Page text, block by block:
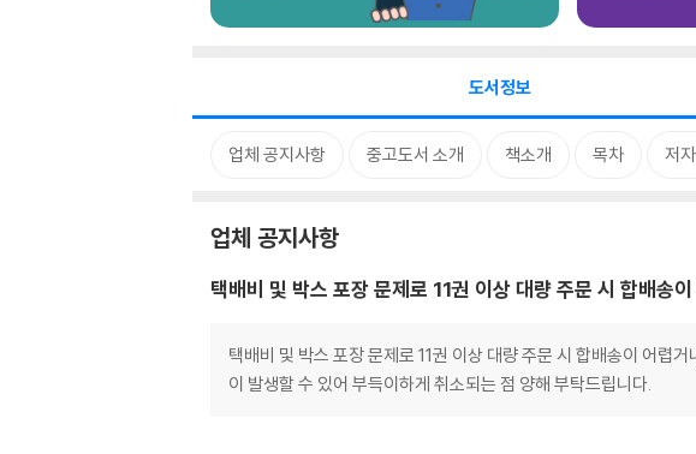
도서정보
업체 공지사항 중고도서 소개 책소개 목차 저
업체 공지사항
택배비 및 박스 포장 문제로 11권 이상 대량 주문 시 합배송
택배비 및 박스 포장 문제로 11권 이상 대량 주문 시 합배송이 어렵
이 발생할 수 있어 부득이하게 취소되는 점 양해 부탁드립니다.